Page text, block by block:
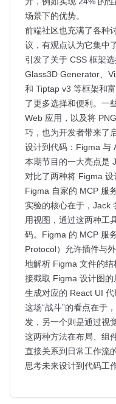
场景下的优势。
前端社区也充满了各种
议，有观点认为它集中
引发了关于 CSS 框架
Glass3D Generator、
和 Tiptap v3 等框架和
了更多选择和便利。一
Web 应用，以及将
巧，也为开发者带来了
设计到代码：Figma 与
本期节目的一大亮点是
对比了两种将 Figma 设
Figma 自家的 MCP 服
实验的核心在于，Jack
用视图，通过这两种工
码。Figma 的 MCP 服
Protocol）允许插件与
地解析 Figma 文件的
接截取 Figma 设计图
生成对应的 React UI 代
这场“战斗”的看点在于
发，另一个则是通过视
这两种方法在布局、组
直接关系到日常工作流
思考未来设计到代码工